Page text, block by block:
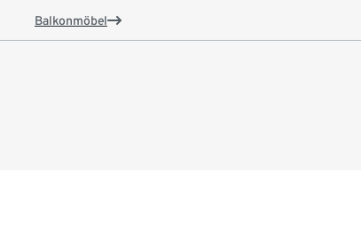
Balkonmöbel